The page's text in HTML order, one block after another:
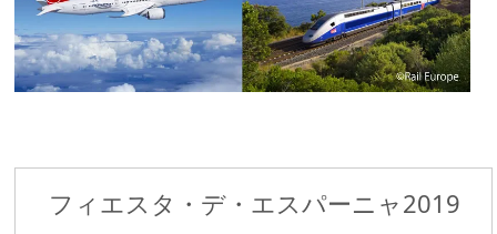
フィエスタ・デ・エスパーニャ2019